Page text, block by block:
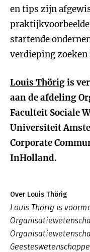
en tips zijn
startende
verdieping zoeken
Louis Thörigis
aan de afdeling
Faculteit Sociale
Universiteit
Corporate
InHolland.
Over Louis Thörig
Louis Thörig is